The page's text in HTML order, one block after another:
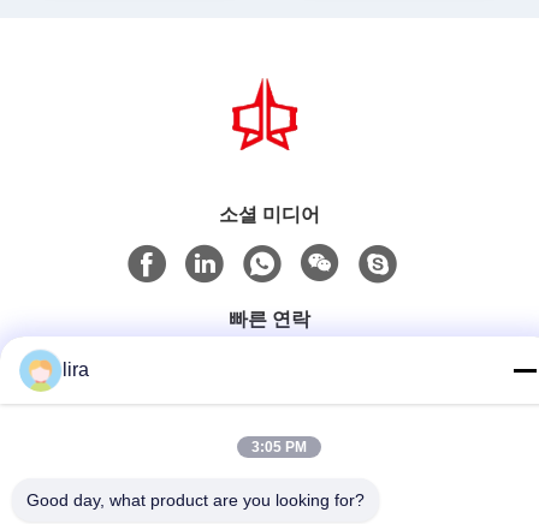
소셜 미디어
빠른 연락
Tel
86-510-86385783
lira
3:05 PM
Good day, what product are you looking for?